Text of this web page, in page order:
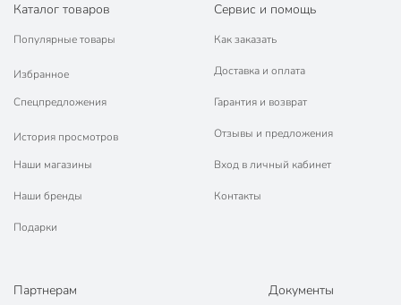
Каталог товаров
Популярные товары
Избранное
Спецпредложения
История просмотров
Наши магазины
Наши бренды
Подарки
Сервис и помощь
Как заказать
Доставка и оплата
Гарантия и возврат
Отзывы и предложения
Вход в личный кабинет
Контакты
Партнерам Документы